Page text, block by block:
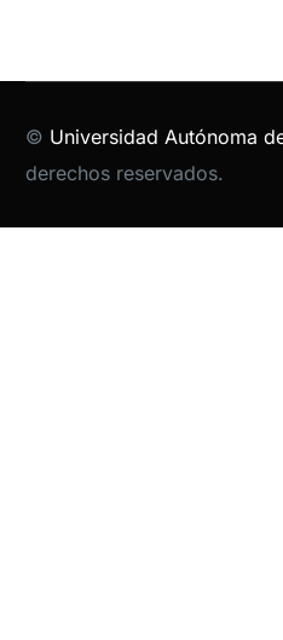
© Universidad Autónoma
derechos reservados.